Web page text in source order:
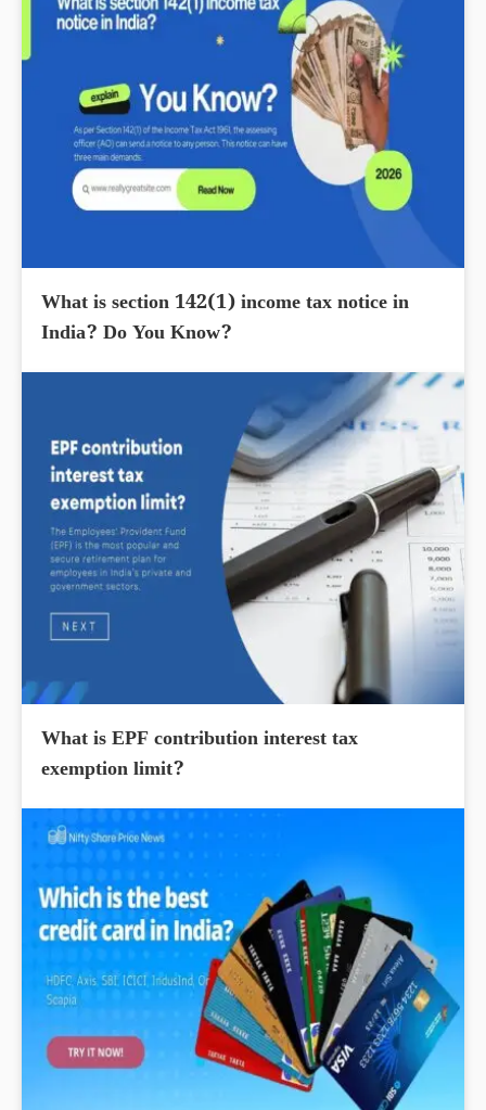
What is section 142(1) income tax notice in
India? Do You Know?
What is EPF contribution interest tax
exemption limit?